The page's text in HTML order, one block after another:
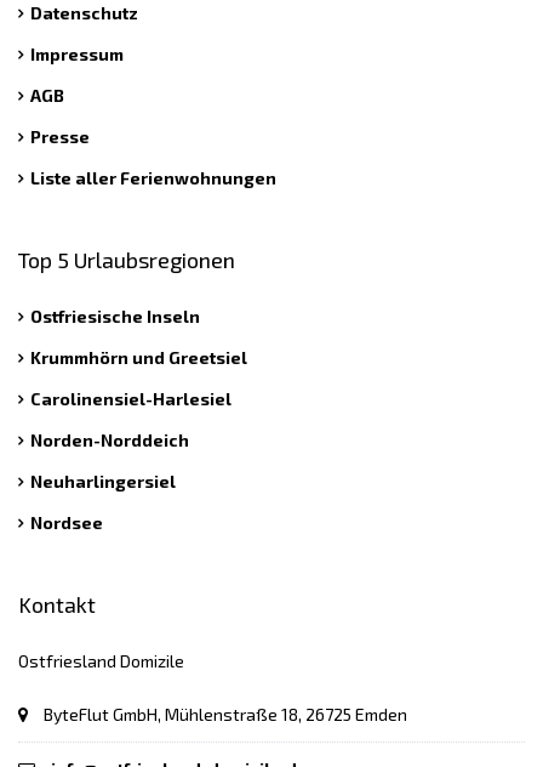
Datenschutz
Impressum
AGB
Presse
Liste aller Ferienwohnungen
Top 5 Urlaubsregionen
Ostfriesische Inseln
Krummhörn und Greetsiel
Carolinensiel-Harlesiel
Norden-Norddeich
Neuharlingersiel
Nordsee
Kontakt
Ostfriesland Domizile
ByteFlut GmbH, Mühlenstraße 18, 26725 Emden